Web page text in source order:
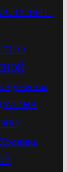
1941–
мужества